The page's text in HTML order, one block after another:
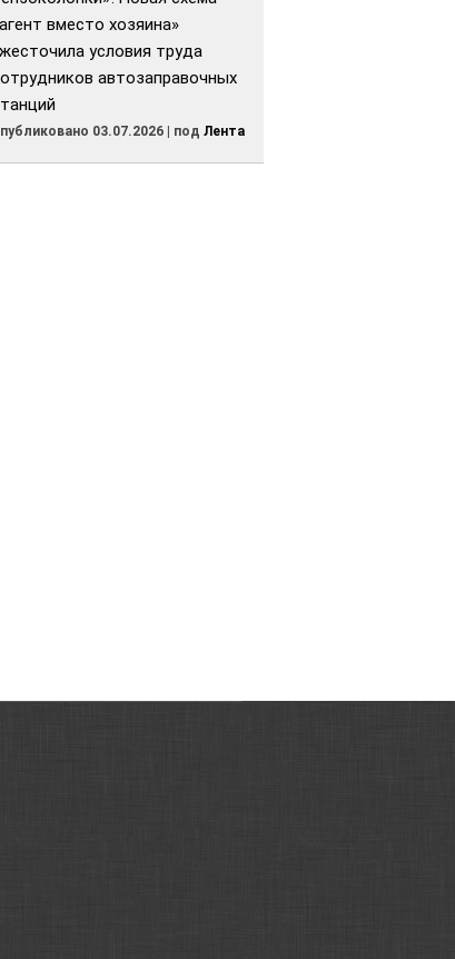
вместо хозяина»
условия труда
автозаправочных
03.07.2026 | под Лента